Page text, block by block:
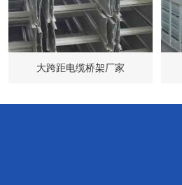
大跨距电缆桥架厂家